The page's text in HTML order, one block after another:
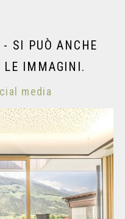
SI PUÒ ANCHE
LE IMMAGINI.
media